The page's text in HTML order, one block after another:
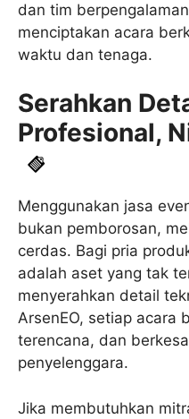
dan tim
menciptakan acara
waktu dan tenaga.
Serahkan
Profesional,
Menggunakan jasa
bukan pemborosan,
cerdas. Bagi pria
adalah aset yang tak
menyerahkan detail
ArsenEO, setiap acara
terencana, dan
penyelenggara.
Jika membutuhkan